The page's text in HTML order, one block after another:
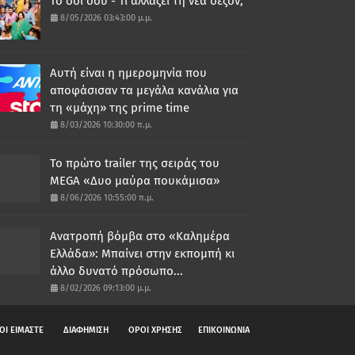
8/05/2026 03:43:00 μ.μ.
Αυτή είναι η ημερομηνία που
αποφάσισαν τα μεγάλα κανάλια για
τη «μάχη» της prime time
8/03/2026 10:30:00 π.μ.
Το πρώτο trailer της σειράς του
MEGA «Δυο μαύρα πουκάμισα»
8/06/2026 10:55:00 π.μ.
Ανατροπή βόμβα στο «Καλημέρα
Ελλάδα»: Μπαίνει στην εκπομπή κι
άλλο δυνατό πρόσωπο...
8/02/2026 09:13:00 μ.μ.
ΕΙΜΑΣΤΕ ΔΙΑΦΗΜΙΣΗ ΟΡΟΙ ΧΡΗΣΗΣ ΕΠΙΚΟΙΝΩΝΙΑ